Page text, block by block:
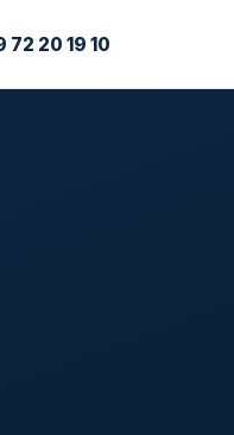
72 20 19 10